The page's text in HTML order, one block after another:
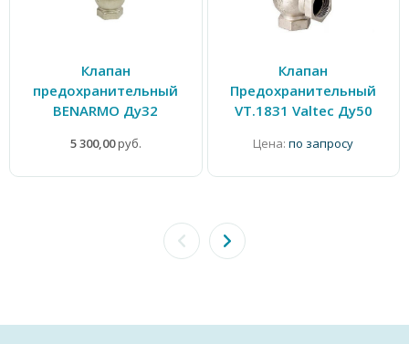
Клапан
предохранительный
BENARMO Ду32
5 300,00руб.
Клапан
Предохранительный
VT.1831 Valtec Ду50
Цена: по запросу